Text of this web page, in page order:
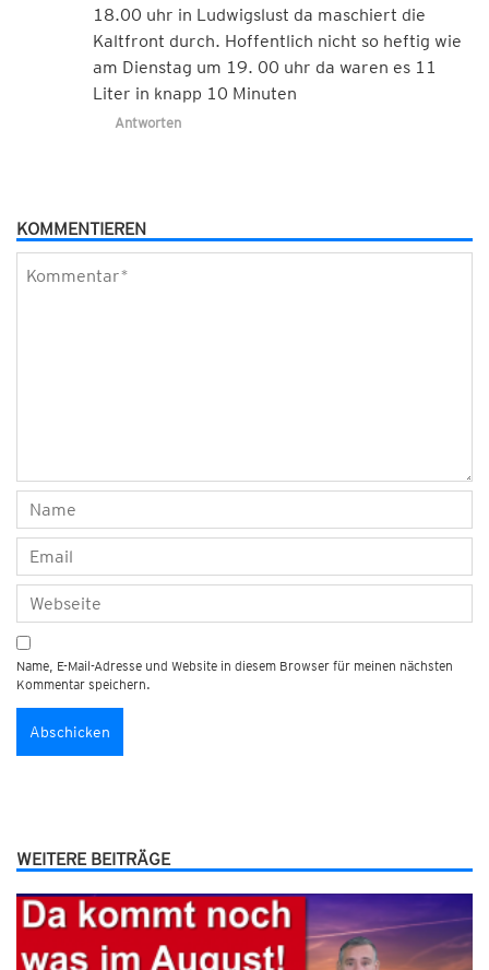
18.00 uhr in Ludwigslust da maschiert die
Kaltfront durch. Hoffentlich nicht so heftig wie
am Dienstag um 19. 00 uhr da waren es 11
Liter in knapp 10 Minuten
Antworten
KOMMENTIEREN
Name, E-Mail-Adresse und Website in diesem Browser für meinen nächsten
Kommentar speichern.
WEITERE BEITRÄGE